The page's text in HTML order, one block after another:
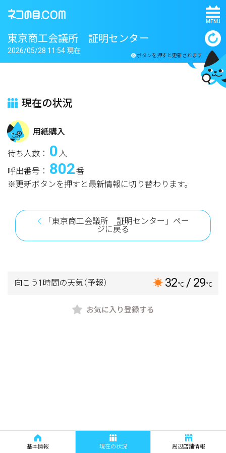
MENU
東京商工会議所 証明センター
ボタンを押すと更新されます
2026/05/28 11:54 現在
現在の状況
用紙購入
待ち人数： 0 人
呼出番号： 802番
※更新ボタンを押すと最新情報に切り替わります。
「東京商工会議所 証明センター」ペー
ジに戻る
向こう1時間の天気（予報） 32℃ / 29℃
お気に入り登録する
基本情報 現在の状況 周辺店舗情報